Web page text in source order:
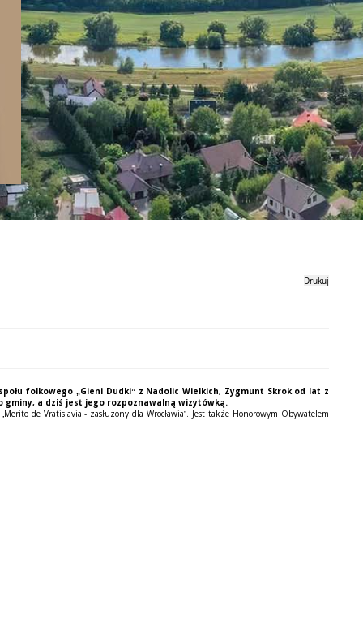
Drukuj
folkowego „Gieni Dudki” z Nadolic Wielkich, Zygmunt Skrok od lat z
gminy, a dziś jest jego rozpoznawalną wizytówką.
de Vratislavia - zasłużony dla Wrocławia”. Jest także Honorowym Obywatelem